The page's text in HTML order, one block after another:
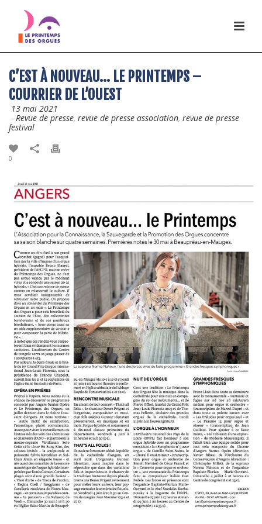
C’EST À NOUVEAU… LE PRINTEMPS –
COURRIER DE L’OUEST
13 mai 2021
- Revue de presse, revue de presse association, revue de presse
festival
0